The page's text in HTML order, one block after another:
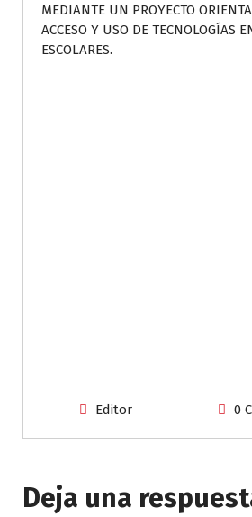
MEDIANTE UN PROYECTO
ACCESO Y USO DE TECNOLOGÍAS
ESCOLARES.
Editor 0
Deja una